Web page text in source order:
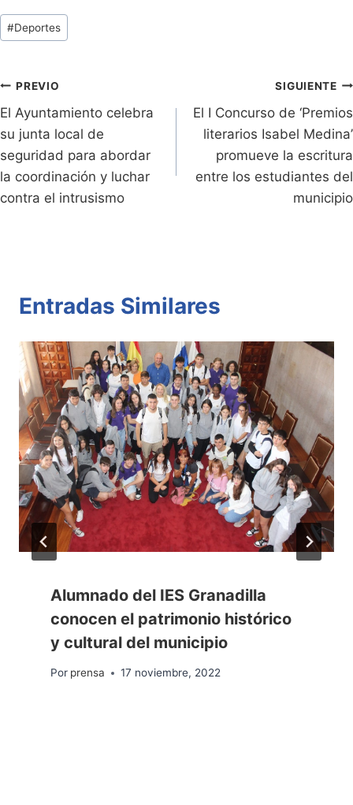
tF
ri
dl
y
k
p
o
Tags
de
#Deportes
Navegación
de
entradas
PREVIO
El Ayuntamiento celebra
su junta local de
seguridad para abordar
la coordinación y luchar
contra el intrusismo
SIGUIENTE
El I Concurso de ‘Premios
literarios Isabel Medina’
promueve la escritura
entre los estudiantes del
municipio
Entradas Similares
Alumnado del IES Granadilla
conocen el patrimonio histórico
y cultural del municipio
Por prensa 17 noviembre, 2022